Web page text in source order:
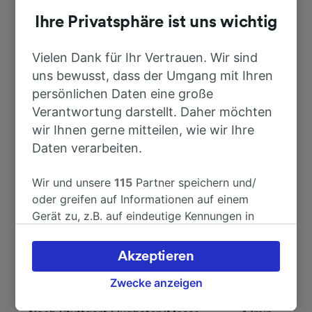
Böckingen Berufsschulzentrum
Nach Paris 4h 6min
Nach Stuttgart Hbf
Nach Aachen 4h 0min
Nach München Hbf 1h 13min
Ihre Privatsphäre ist uns wichtig
Vielen Dank für Ihr Vertrauen. Wir sind
uns bewusst, dass der Umgang mit Ihren
persönlichen Daten eine große
Verantwortung darstellt. Daher möchten
wir Ihnen gerne mitteilen, wie wir Ihre
Daten verarbeiten.
Wir und unsere115 Partner speichern und/
oder greifen auf Informationen auf einem
Gerät zu, z.B. auf eindeutige Kennungen in
verarbeiten. Sie können Ihre Präferenzen
akzeptieren oder verwalten, einschließlich
Ihres Widerspruchsrechts bei berechtigtem
Zwecke anzeigen
Akzeptieren